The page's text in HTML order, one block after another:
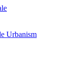
Urbanism